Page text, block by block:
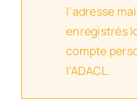
l’adresse
enregistrés
compte
l’ADACL.